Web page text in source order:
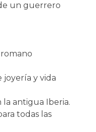
un guerrero
joyería y vida
la antigua Iberia.
todas las